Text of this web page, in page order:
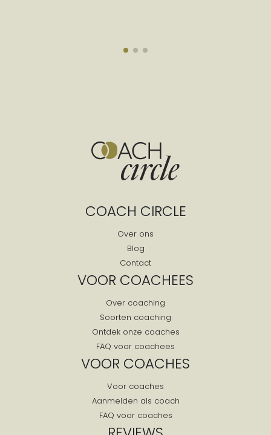
COACH CIRCLE
Over ons
Blog
Contact
VOOR COACHEES
Over coaching
Soorten coaching
Ontdek onze coaches
FAQ voor coachees
VOOR COACHES
Voor coaches
Aanmelden als coach
FAQ voor coaches